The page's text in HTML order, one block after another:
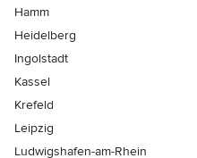
Hamm
Heidelberg
Ingolstadt
Kassel
Krefeld
Leipzig
Ludwigshafen-am-Rhein